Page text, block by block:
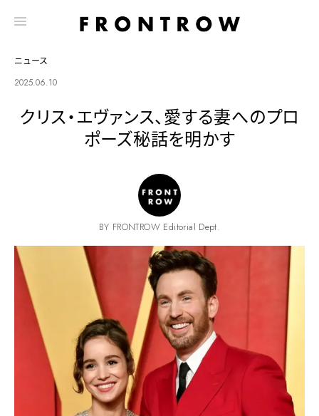
ニュース
2025.06.10
クリス・エヴァンス、愛する妻へのプロ
ポーズ秘話を明かす
BY FRONTROW Editorial Dept.